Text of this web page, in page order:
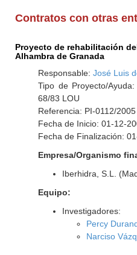
Contratos con otras
Proyecto de rehabilitación
Alhambra de Granada
Responsable: José Luis
Tipo de Proyecto/
68/83 LOU
Referencia: PI-0112/2005
Fecha de Inicio: 01-12-
Fecha de Finalización:
Empresa/Organismo
Iberhidra, S.L.
Equipo:
Investigadores:
Percy
Narciso